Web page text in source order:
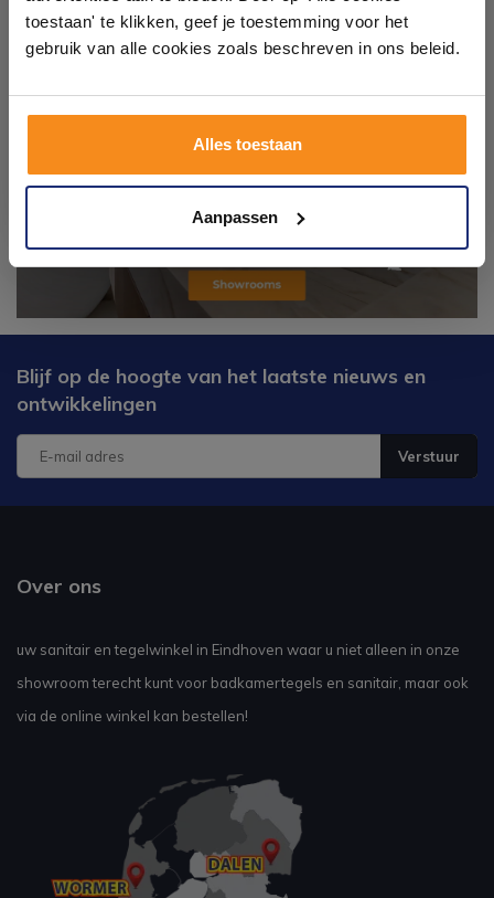
toestaan' te klikken, geef je toestemming voor het
gebruik van alle cookies zoals beschreven in ons beleid.
Alles toestaan
Aanpassen
Blijf op de hoogte van het laatste nieuws en
ontwikkelingen
Verstuur
Over ons
uw sanitair en tegelwinkel in Eindhoven waar u niet alleen in onze
showroom terecht kunt voor badkamertegels en sanitair, maar ook
via de online winkel kan bestellen!
tegels & sanitair direct uit voorraad. Gratis parkeren
op eigen terrein.
Kom langs en ervaar zelf het verschil!